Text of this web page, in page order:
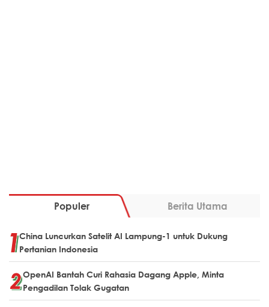
Populer Berita Utama
China Luncurkan Satelit AI Lampung-1 untuk Dukung
Pertanian Indonesia
OpenAI Bantah Curi Rahasia Dagang Apple, Minta
Pengadilan Tolak Gugatan